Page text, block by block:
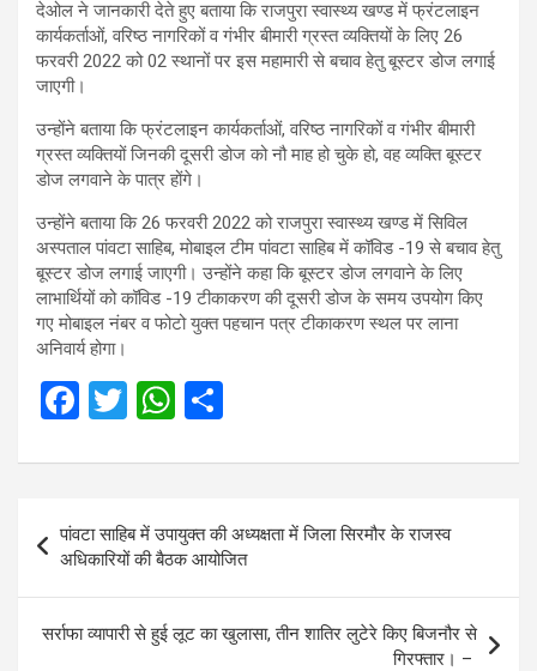
देओल ने जानकारी देते हुए बताया कि राजपुरा स्वास्थ्य खण्ड में फ्रंटलाइन
कार्यकर्ताओं, वरिष्ठ नागरिकों व गंभीर बीमारी ग्रस्त व्यक्तियों के लिए 26
फरवरी 2022 को 02 स्थानों पर इस महामारी से बचाव हेतु बूस्टर डोज लगाई
जाएगी।
उन्होंने बताया कि फ्रंटलाइन कार्यकर्ताओं, वरिष्ठ नागरिकों व गंभीर बीमारी
ग्रस्त व्यक्तियों जिनकी दूसरी डोज को नौ माह हो चुके हो, वह व्यक्ति बूस्टर
डोज लगवाने के पात्र होंगे।
उन्होंने बताया कि 26 फरवरी 2022 को राजपुरा स्वास्थ्य खण्ड में सिविल
अस्पताल पांवटा साहिब, मोबाइल टीम पांवटा साहिब में कॉविड -19 से बचाव हेतु
बूस्टर डोज लगाई जाएगी। उन्होंने कहा कि बूस्टर डोज लगवाने के लिए
लाभार्थियों को कॉविड -19 टीकाकरण की दूसरी डोज के समय उपयोग किए
गए मोबाइल नंबर व फोटो युक्त पहचान पत्र टीकाकरण स्थल पर लाना
अनिवार्य होगा।
F
ce
o
o
k
T
tt
er
W
at
A
p
p
ar
e
Post
navigation
पांवटा साहिब में उपायुक्त की अध्यक्षता में जिला सिरमौर के राजस्व
अधिकारियों की बैठक आयोजित
सर्राफा व्यापारी से हुई लूट का खुलासा, तीन शातिर लुटेरे किए बिजनौर से
गिरफ्तार। –